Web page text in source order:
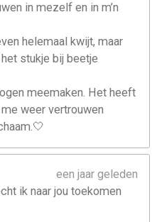
in mezelf en in m’n
helemaal kwijt, maar
stukje bij beetje
meemaken. Het heeft
weer vertrouwen
een jaar geleden
ik naar jou toekomen